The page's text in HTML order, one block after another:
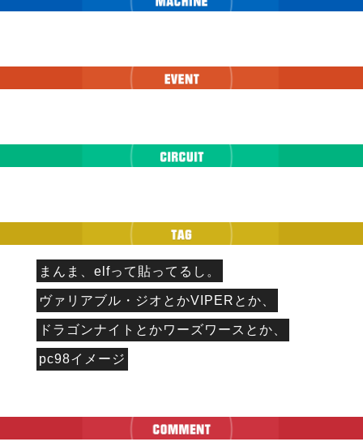
まんま、elfって貼ってるし。
ヴァリアブル・ジオとかVIPERとか、
ドラゴンナイトとかワーズワースとか、
pc98イメージ